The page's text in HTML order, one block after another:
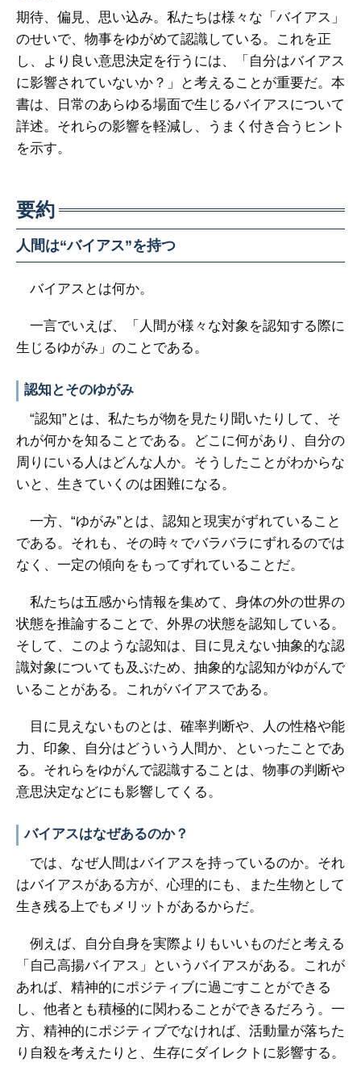
期待、偏見、思い込み。私たちは様々な「バイアス」
のせいで、物事をゆがめて認識している。これを正
し、より良い意思決定を行うには、「自分はバイアス
に影響されていないか？」と考えることが重要だ。本
書は、日常のあらゆる場面で生じるバイアスについて
詳述。それらの影響を軽減し、うまく付き合うヒント
を示す。
要約
人間は“バイアス”を持つ
バイアスとは何か。
一言でいえば、「人間が様々な対象を認知する際に
生じるゆがみ」のことである。
認知とそのゆがみ
“認知”とは、私たちが物を見たり聞いたりして、そ
れが何かを知ることである。どこに何があり、自分の
周りにいる人はどんな人か。そうしたことがわからな
いと、生きていくのは困難になる。
一方、“ゆがみ”とは、認知と現実がずれていること
である。それも、その時々でバラバラにずれるのでは
なく、一定の傾向をもってずれていることだ。
私たちは五感から情報を集めて、身体の外の世界の
状態を推論することで、外界の状態を認知している。
そして、このような認知は、目に見えない抽象的な認
識対象についても及ぶため、抽象的な認知がゆがんで
いることがある。これがバイアスである。
目に見えないものとは、確率判断や、人の性格や能
力、印象、自分はどういう人間か、といったことであ
る。それらをゆがんで認識することは、物事の判断や
意思決定などにも影響してくる。
バイアスはなぜあるのか？
では、なぜ人間はバイアスを持っているのか。それ
はバイアスがある方が、心理的にも、また生物として
生き残る上でもメリットがあるからだ。
例えば、自分自身を実際よりもいいものだと考える
「自己高揚バイアス」というバイアスがある。これが
あれば、精神的にポジティブに過ごすことができる
し、他者とも積極的に関わることができるだろう。一
方、精神的にポジティブでなければ、活動量が落ちた
り自殺を考えたりと、生存にダイレクトに影響する。